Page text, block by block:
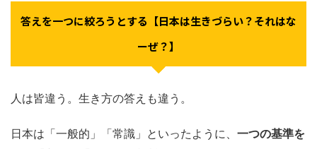
答えを一つに絞ろうとする【日本は生きづらい？それはな
ーぜ？】
人は皆違う。生き方の答えも違う。
日本は「一般的」「常識」といったように、 一つの基準を